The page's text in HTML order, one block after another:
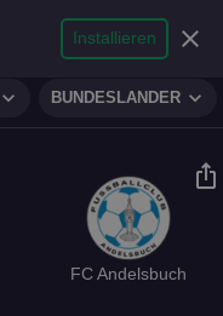
search
Suche
micro
Reporter
person
Login
expand_more BUNDESLÄNDER expand_more
Installieren close
ios_share
FC Andelsbuch